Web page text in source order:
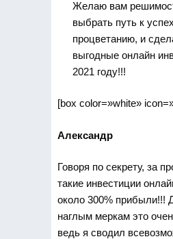
Желаю вам
выбрать путь к
процветанию, и
выгодные онлайн
2021 году!!!
[box color=»white»
Александр
Говоря по секрету, за
такие инвестиции
около 300% прибыли!!!
наглым меркам это
ведь я сводил